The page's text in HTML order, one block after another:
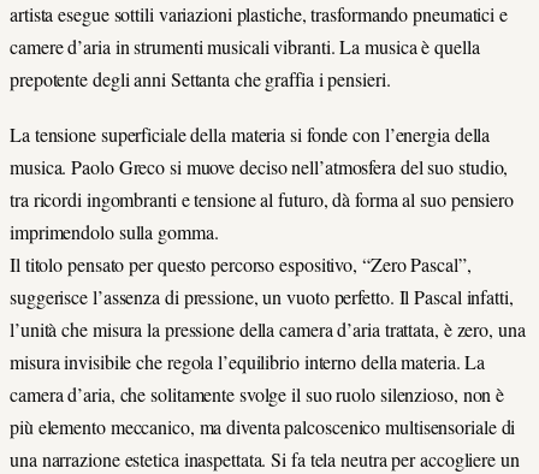
artista esegue sottili variazioni plastiche, trasformando pneumatici e
camere d’aria in strumenti musicali vibranti. La musica è quella
prepotente degli anni Settanta che graffia i pensieri.
La tensione superficiale della materia si fonde con l’energia della
musica. Paolo Greco si muove deciso nell’atmosfera del suo studio,
tra ricordi ingombranti e tensione al futuro, dà forma al suo pensiero
imprimendolo sulla gomma.
Il titolo pensato per questo percorso espositivo, “Zero Pascal”,
suggerisce l’assenza di pressione, un vuoto perfetto. Il Pascal infatti,
l’unità che misura la pressione della camera d’aria trattata, è zero, una
misura invisibile che regola l’equilibrio interno della materia. La
camera d’aria, che solitamente svolge il suo ruolo silenzioso, non è
più elemento meccanico, ma diventa palcoscenico multisensoriale di
una narrazione estetica inaspettata. Si fa tela neutra per accogliere un